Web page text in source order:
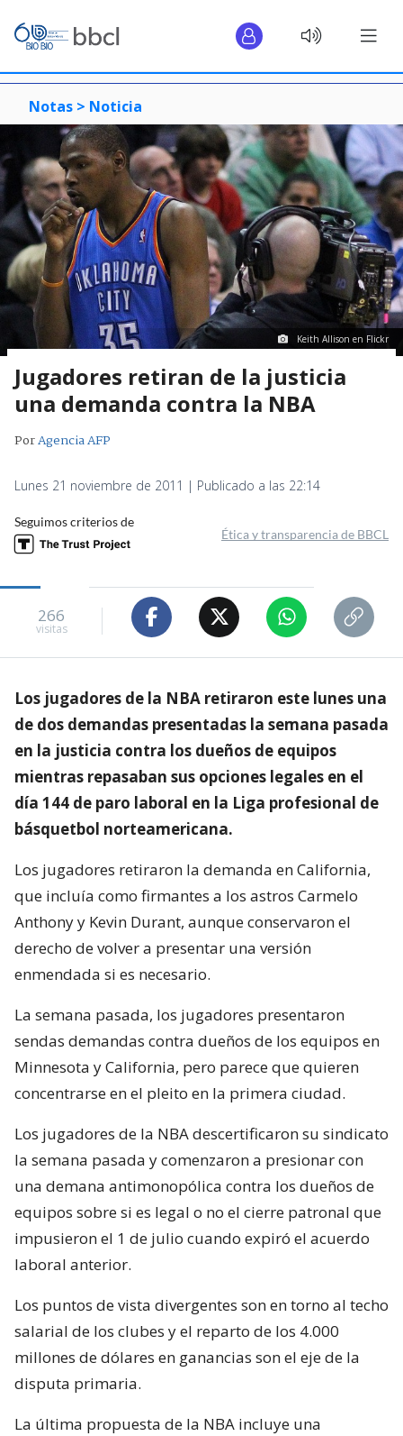
Notas > Noticia
Keith Allison en Flickr
Jugadores retiran de la justicia
una demanda contra la NBA
PorAgencia AFP
Lunes 21 noviembre de 2011 | Publicado a las 22:14
Seguimos criterios de
Ética y transparencia de BBCL
266
visitas
Los jugadores de la NBA retiraron este lunes una
de dos demandas presentadas la semana pasada
en la justicia contra los dueños de equipos
mientras repasaban sus opciones legales en el
día 144 de paro laboral en la Liga profesional de
básquetbol norteamericana.
Los jugadores retiraron la demanda en California,
que incluía como firmantes a los astros Carmelo
Anthony y Kevin Durant, aunque conservaron el
derecho de volver a presentar una versión
enmendada si es necesario.
La semana pasada, los jugadores presentaron
sendas demandas contra dueños de los equipos en
Minnesota y California, pero parece que quieren
concentrarse en el pleito en la primera ciudad.
Los jugadores de la NBA descertificaron su sindicato
la semana pasada y comenzaron a presionar con
una demana antimonopólica contra los dueños de
equipos sobre si es legal o no el cierre patronal que
impusieron el 1 de julio cuando expiró el acuerdo
laboral anterior.
Los puntos de vista divergentes son en torno al techo
salarial de los clubes y el reparto de los 4.000
millones de dólares en ganancias son el eje de la
disputa primaria.
La última propuesta de la NBA incluye una